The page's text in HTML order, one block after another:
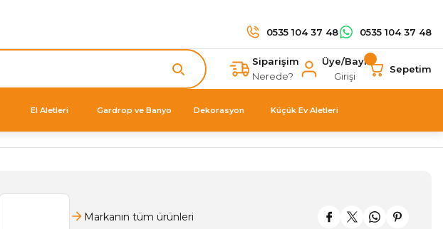
0535 104 37 48 0535 104 37 48
Siparişim
Nerede?
Üye/Bayi
Girişi
Sepetim
El Aletleri Gardrop ve Banyo Dekorasyon Küçük Ev Aletleri
Markanın tüm ürünleri